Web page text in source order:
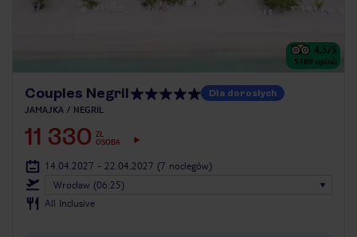
4.5/5
5789 opinii
Couples Negril Dla dorosłych
JAMAJKA NEGRIL
11 330 ZŁ
OSOBA
14.04.2027 - 22.04.2027 (7 noclegów)
Wrocław (06:25)
All Inclusive